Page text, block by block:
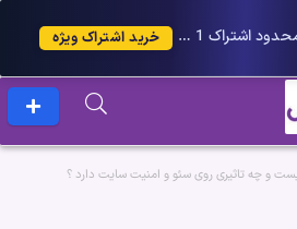
کاربران گرامی برای مدت محدود اشتراک 1 ساله پلاس را می توانید با 25 درصد تخفیف دریافت کنید. خرید اشتراک ویژه